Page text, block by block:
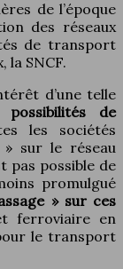
de l’époque
des réseaux
de transport
la SNCF.
d’une telle
de
les sociétés
sur le réseau
pas possible de
promulgué
» sur ces
ferroviaire en
le transport